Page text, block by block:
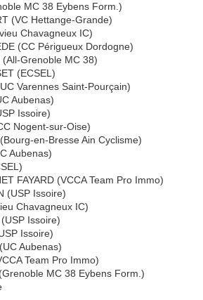
MC 38 Eybens Form.)
(VC Hettange-Grande)
Chavagneux IC)
(CC Périgueux Dordogne)
Grenoble MC 38)
(ECSEL)
Varennes Saint-Pourçain)
Aubenas)
Issoire)
Nogent-sur-Oise)
en-Bresse Ain Cyclisme)
Aubenas)
FAYARD (VCCA Team Pro Immo)
(USP Issoire)
Chavagneux IC)
Issoire)
Issoire)
Aubenas)
Team Pro Immo)
MC 38 Eybens Form.)